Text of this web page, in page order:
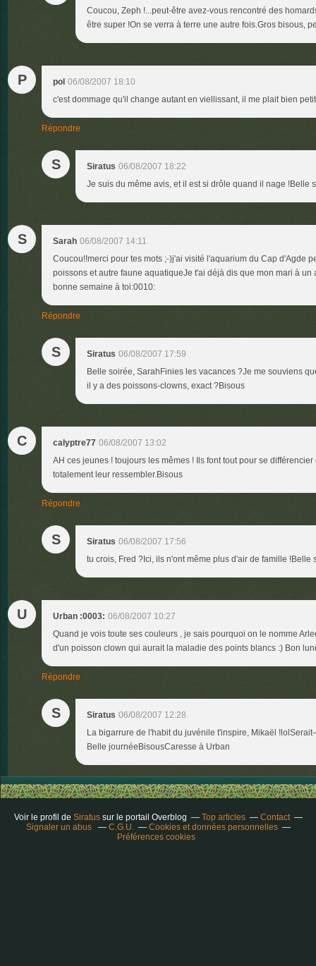
Coucou, Zeph !...peut-être avez-vous rencontré des
être super !On se verra à terre une autre fois.Gros bisous,
P pol 06/08/2007 18:10
c'est dommage qu'il change autant en viellissant, il me plait bien
Répondre
S Siratus 06/08/2007 18:22
Je suis du même avis, et il est si drôle quand il nage !Belle
S Sarah 06/08/2007 14:11
Coucou!!merci pour tes mots ;-)j'ai visité l'aquarium du Cap d'Agde
poissons et autre faune aquatiqueJe t'ai déjà dis que mon mari à
bonne semaine à toi:0010:
Répondre
S Siratus 06/08/2007 17:59
Belle soirée, SarahFinies les vacances ?Je me souviens
il y a des poissons-clowns, exact ?Bisous
C calyptre77 06/08/2007 13:02
AH ces jeunes ! toujours les mêmes ! Ils font tout pour se
totalement leur ressembler.Bisous
Répondre
S Siratus 06/08/2007 17:56
tu crois, Fred ?Ici, ils n'ont même plus d'air de famille !Belle
U Urban :0003: 06/08/2007 10:27
Quand je vois toute ses couleurs , je sais pourquoi on le nomme
d'un poisson clown qui aurait la maladie des points blancs :) Bon
Répondre
S Siratus 06/08/2007 12:28
La bigarrure de l'habit du juvénile t'inspire, Mikaël
Belle journéeBisousCaresse à Urban
Voir le profil de Siratussur le portail Overblog Top articles
Contact
Signaler un abus
C.G.U.
Cookies et données personnelles
Préférences cookies